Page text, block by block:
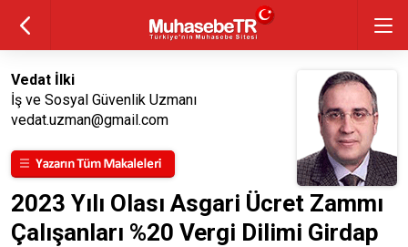
Vedat İlki
İş ve Sosyal Güvenlik Uzmanı
vedat.uzman@gmail.com
2023 Yılı Olası Asgari Ücret Zammı
Çalışanları %20 Vergi Dilimi Girdap